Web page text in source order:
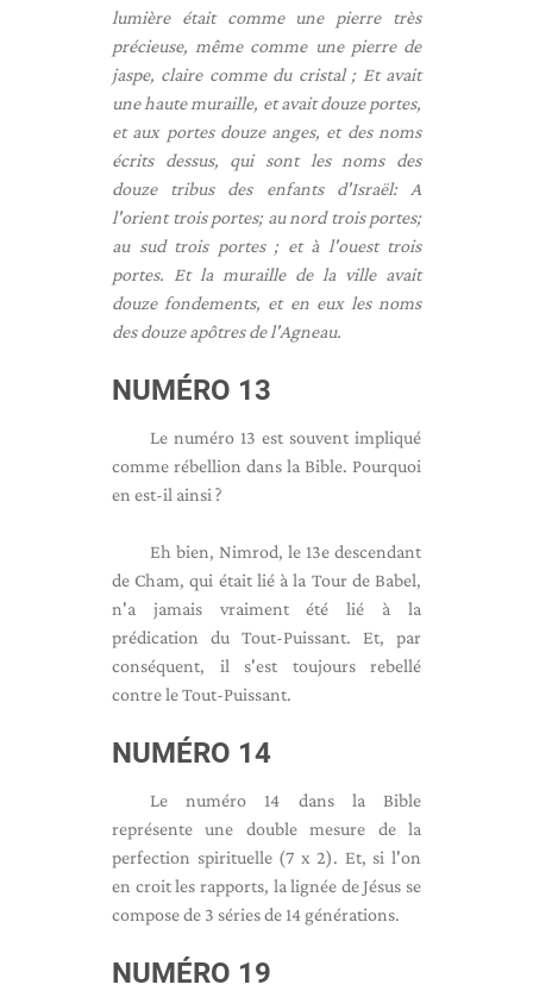
lumière était comme une pierre très
précieuse, même comme une pierre de
jaspe, claire comme du cristal ; Et avait
une haute muraille, et avait douze portes,
et aux portes douze anges, et des noms
écrits dessus, qui sont les noms des
douze tribus des enfants d'Israël: A
l'orient trois portes; au nord trois portes;
au sud trois portes ; et à l'ouest trois
portes. Et la muraille de la ville avait
douze fondements, et en eux les noms
des douze apôtres de l'Agneau.
NUMÉRO 13
Le numéro 13 est souvent impliqué
comme rébellion dans la Bible. Pourquoi
en est-il ainsi ?
Eh bien, Nimrod, le 13e descendant
de Cham, qui était lié à la Tour de Babel,
n'a jamais vraiment été lié à la
prédication du Tout-Puissant. Et, par
conséquent, il s'est toujours rebellé
contre le Tout-Puissant.
NUMÉRO 14
Le numéro 14 dans la Bible
représente une double mesure de la
perfection spirituelle (7 x 2). Et, si l'on
en croit les rapports, la lignée de Jésus se
compose de 3 séries de 14 générations.
NUMÉRO 19